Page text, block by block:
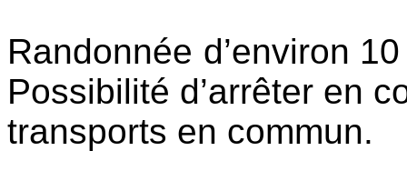
Randonnée d’environ
Possibilité d’arrêter en
transports en commun.